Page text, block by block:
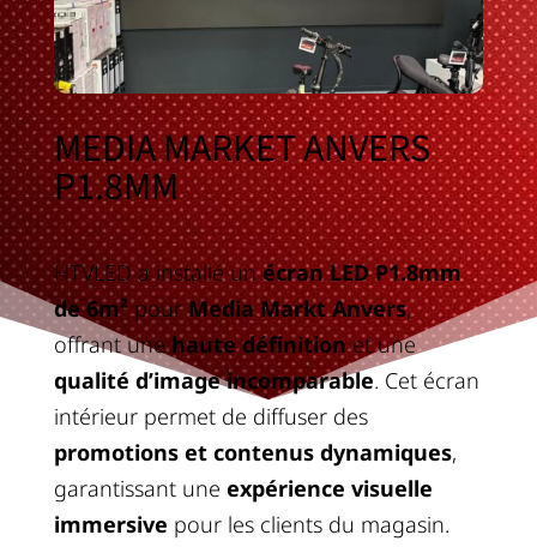
MEDIA MARKET ANVERS
P1.8MM
HTVLED a installé unécran LED P1.8mm
de 6m²pourMedia Markt Anvers,
offrant unehaute définitionet une
qualité d’image incomparable. Cet écran
intérieur permet de diffuser des
promotions et contenus dynamiques,
garantissant une expérience visuelle
immersive pour les clients du magasin.